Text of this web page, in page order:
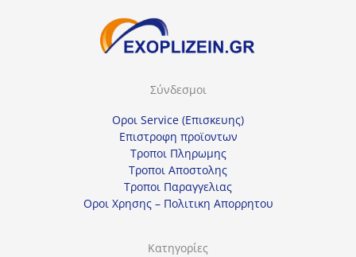
Σύνδεσμοι
Οροι Service (Επισκευης)
Επιστροφη προϊοντων
Τροποι Πληρωμης
Τροποι Αποστολης
Τροποι Παραγγελιας
Οροι Χρησης – Πολιτικη Απορρητου
Κατηγορίες